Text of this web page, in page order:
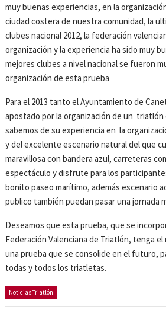
muy buenas experiencias, en la
ciudad costera de nuestra comunidad, la
clubes nacional 2012, la federación
organización y la experiencia ha sido muy
mejores clubes a nivel nacional se fueron
organización de esta prueba
Para el 2013 tanto el Ayuntamiento de
apostado por la organización de un triatlón
sabemos de su experiencia en la
y del excelente escenario natural del que
maravillosa con bandera azul, carreteras
espectáculo y disfrute para los
bonito paseo marítimo, además escenario
publico también puedan pasar una jornada
Deseamos que esta prueba, que se
Federación Valenciana de Triatlón, tenga
una prueba que se consolide en el futuro,
todas y todos los triatletas.
Noticias Triatlón